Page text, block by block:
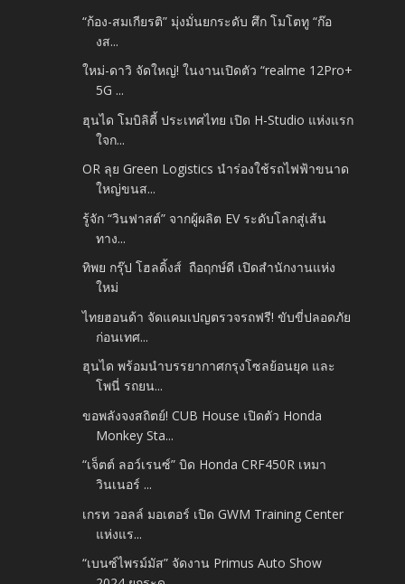
“ก้อง-สมเกียรติ” มุ่งมั่นยกระดับ ศึก โมโตทู “ก๊อ
งส...
ใหม่-ดาวิ จัดใหญ่! ในงานเปิดตัว “realme 12Pro+
5G ...
ฮุนได โมบิลิตี้ ประเทศไทย เปิด H-Studio แห่งแรก
ใจก...
OR ลุย Green Logistics นำร่องใช้รถไฟฟ้าขนาด
ใหญ่ขนส...
รู้จัก “วินฟาสต์” จากผู้ผลิต EV ระดับโลกสู่เส้น
ทาง...
ทิพย กรุ๊ป โฮลดิ้งส์ ถือฤกษ์ดี เปิดสำนักงานแห่ง
ใหม่
ไทยฮอนด้า จัดแคมเปญตรวจรถฟรี! ขับขี่ปลอดภัย
ก่อนเทศ...
ฮุนได พร้อมนำบรรยากาศกรุงโซลย้อนยุค และ
โพนี่ รถยน...
ขอพลังจงสถิตย์! CUB House เปิดตัว Honda
Monkey Sta...
“เจ็ตต์ ลอว์เรนซ์” บิด Honda CRF450R เหมา
วินเนอร์ ...
เกรท วอลล์ มอเตอร์ เปิด GWM Training Center
แห่งแร...
“เบนซ์ไพรม์มัส” จัดงาน Primus Auto Show